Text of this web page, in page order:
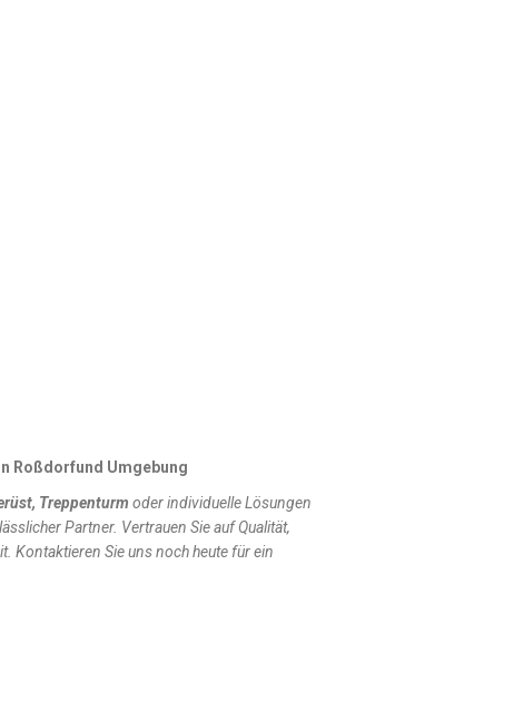
Roßdorfund Umgebung
Treppenturm oder individuelle Lösungen
Partner. Vertrauen Sie auf Qualität,
Kontaktieren Sie uns noch heute für ein